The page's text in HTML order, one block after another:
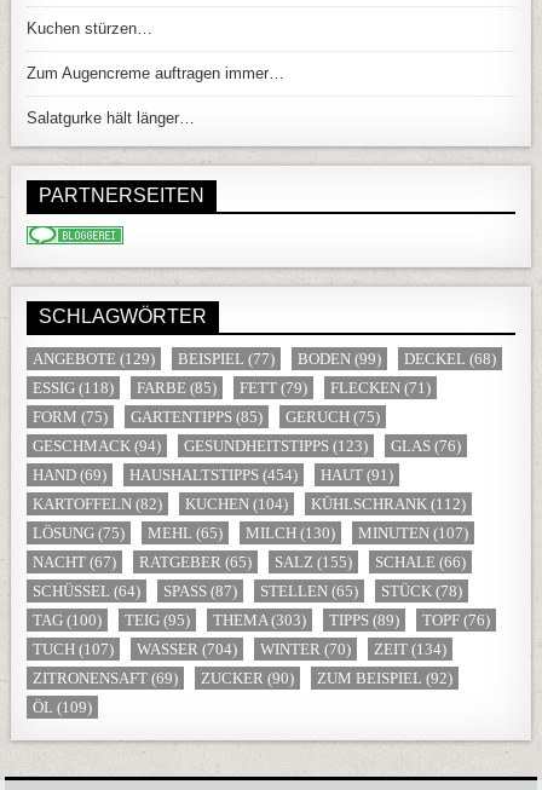
Kuchen stürzen…
Zum Augencreme auftragen immer…
Salatgurke hält länger…
PARTNERSEITEN
SCHLAGWÖRTER
ANGEBOTE (129) BEISPIEL (77) BODEN (99) DECKEL (68)
ESSIG (118) FARBE (85) FETT (79) FLECKEN (71)
FORM (75) GARTENTIPPS (85) GERUCH (75)
GESCHMACK (94) GESUNDHEITSTIPPS (123) GLAS (76)
HAND (69) HAUSHALTSTIPPS (454) HAUT (91)
KARTOFFELN (82) KUCHEN (104) KÜHLSCHRANK (112)
LÖSUNG (75) MEHL (65) MILCH (130) MINUTEN (107)
NACHT (67) RATGEBER (65) SALZ (155) SCHALE (66)
SCHÜSSEL (64) SPASS (87) STELLEN (65) STÜCK (78)
TAG (100) TEIG (95) THEMA(303) TIPPS (89) TOPF (76)
TUCH (107) WASSER (704) WINTER (70) ZEIT (134)
ZITRONENSAFT (69) ZUCKER (90) ZUM BEISPIEL (92)
ÖL (109)